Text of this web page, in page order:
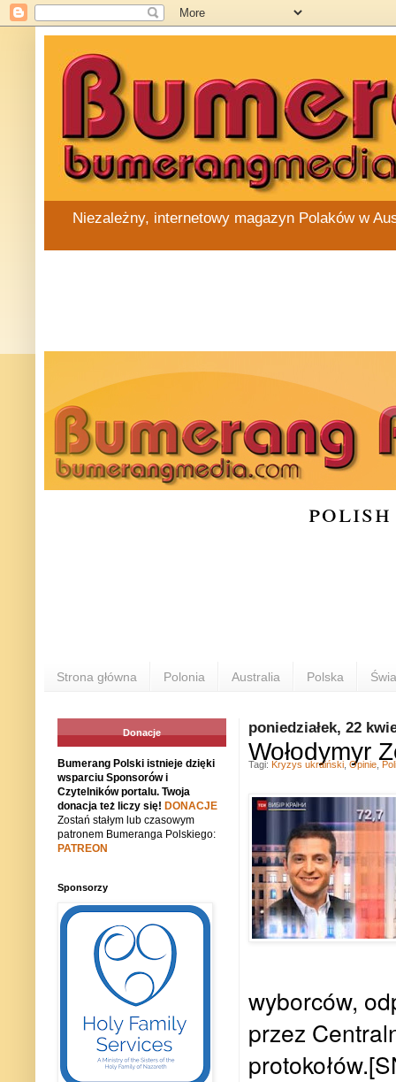
Niezależny, internetowy magazyn Polaków w
Strona główna Polonia Australia Polska
poniedziałek, 22
Wołodymyr
wyborców,
przez
Tagi: Kryzys ukraiński Opinie
Donacje
Bumerang Polski istnieje dzięki
wsparciu Sponsorów i
Czytelników portalu. Twoja
donacja też liczy się! DONACJE
Zostań stałym lub czasowym
patronem Bumeranga Polskiego:
PATREON
Sponsorzy